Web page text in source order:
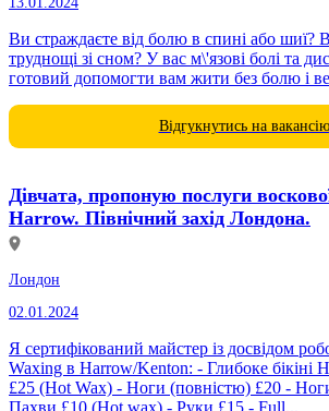
Ви страждаєте від болю в спині або шиї?
труднощі зі сном? У вас м\'язові болі та
готовий допомогти вам жити без болю і
Відгукнутись на вакансію
Дівчата, пропоную послуги воскової
Harrow. Північний захід Лондона.
Лондон
02.01.2024
Я сертифікований майстер із досвідом
Waxing в Harrow/Kenton: - Глибоке бікіні
£25 (Hot Wax) - Ноги (повністю) £20 -
Пахви £10 (Hot wax) - Руки £15 - Full...